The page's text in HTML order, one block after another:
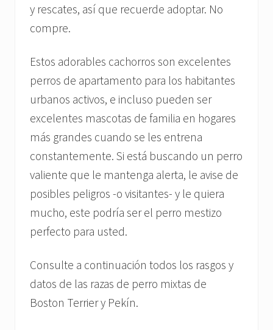
y rescates, así que recuerde adoptar. No
compre.
Estos adorables cachorros son excelentes
perros de apartamento para los habitantes
urbanos activos, e incluso pueden ser
excelentes mascotas de familia en hogares
más grandes cuando se les entrena
constantemente. Si está buscando un perro
valiente que le mantenga alerta, le avise de
posibles peligros -o visitantes- y le quiera
mucho, este podría ser el perro mestizo
perfecto para usted.
Consulte a continuación todos los rasgos y
datos de las razas de perro mixtas de
Boston Terrier y Pekín.